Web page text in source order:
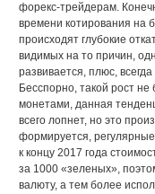
форекс-трейдерам.
времени котирования на
происходят глубокие
видимых на то причин,
развивается, плюс,
Бесспорно, такой рост
монетами, данная
всего лопнет, но это
формируется,
к концу 2017 года
за 1000 «зеленых»,
валюту, а тем более